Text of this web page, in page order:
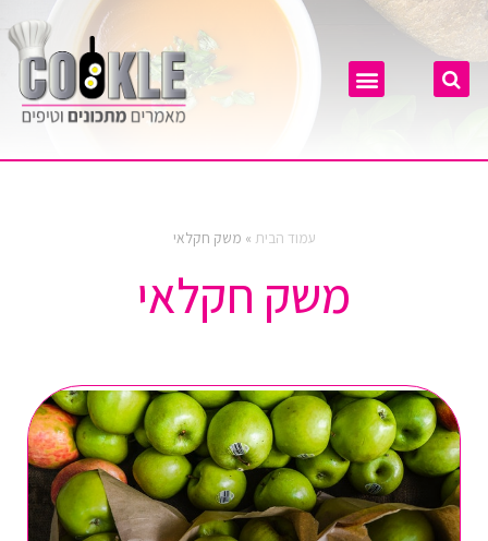
עמוד הבית » משק חקלאי
משק חקלאי